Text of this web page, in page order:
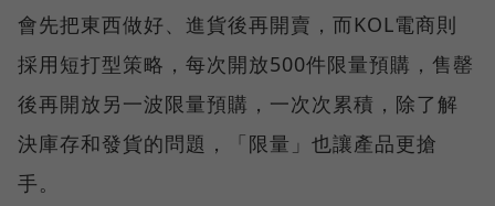
會先把東西做好、進貨後再開賣，而KOL電商則
採用短打型策略，每次開放500件限量預購，售罄
後再開放另一波限量預購，一次次累積，除了解
決庫存和發貨的問題，「限量」也讓產品更搶
手。